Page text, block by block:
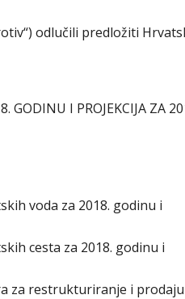
odlučili predložiti
GODINU I PROJEKCIJA ZA
voda za 2018. godinu i
cesta za 2018. godinu i
za restrukturiranje i